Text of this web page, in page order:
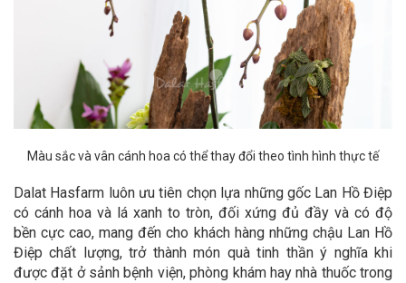
Màu sắc và vân cánh hoa có thể thay đổi theo tình hình thực tế
Dalat Hasfarm luôn ưu tiên chọn lựa những gốc Lan Hồ Điệp
có cánh hoa và lá xanh to tròn, đối xứng đủ đầy và có độ
bền cực cao, mang đến cho khách hàng những chậu Lan Hồ
Điệp chất lượng, trở thành món quà tinh thần ý nghĩa khi
được đặt ở sảnh bệnh viện, phòng khám hay nhà thuốc trong